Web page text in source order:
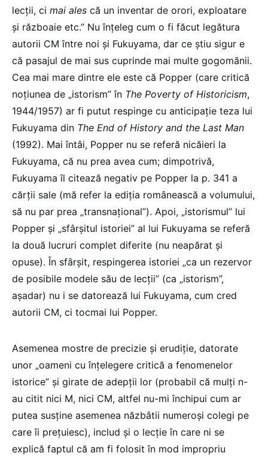
lecții, ci mai ales că un inventar de orori, exploatare
și războaie etc.” Nu înțeleg cum o fi făcut legătura
autorii CM între noi și Fukuyama, dar ce știu sigur e
că pasajul de mai sus cuprinde mai multe gogomănii.
Cea mai mare dintre ele este că Popper (care critică
noțiunea de „istorism” în The Poverty of Historicism,
1944/1957) ar fi putut respinge cu anticipație teza lui
Fukuyama din The End of History and the Last Man
(1992). Mai întâi, Popper nu se referă nicăieri la
Fukuyama, că nu prea avea cum; dimpotrivă,
Fukuyama îl citează negativ pe Popper la p. 341 a
cărții sale (mă refer la ediția românească a volumului,
să nu par prea „transnațional”). Apoi, „istorismul” lui
Popper și „sfârșitul istoriei” al lui Fukuyama se referă
la două lucruri complet diferite (nu neapărat și
opuse). În sfârșit, respingerea istoriei „ca un rezervor
de posibile modele său de lecții” (ca „istorism”,
așadar) nu i se datorează lui Fukuyama, cum cred
autorii CM, ci tocmai lui Popper.
Asemenea mostre de precizie și erudiție, datorate
unor „oameni cu înțelegere critică a fenomenelor
istorice” și girate de adepții lor (probabil că mulți n-
au citit nici M, nici CM, altfel nu-mi închipui cum ar
putea susține asemenea năzbâtii numeroși colegi pe
care îi prețuiesc), includ și o lecție în care ni se
explică faptul că am fi folosit în mod impropriu